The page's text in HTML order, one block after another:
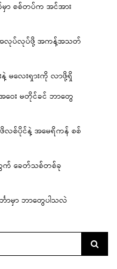
မှာ စစ်တပ်က အင်အား
နဲ့ အလုပ်လုပ်ဖို့ အကန့်အသတ်
းနဲ့ မလေးရှားကို လာဖို့ရှိ
ေး မတိုင်ခင် ဘာတွေ
လစ်ပိုင်နဲ့ အမေရိကန် စစ်
က် ခေတ်သစ်တစ်ခု
ောမှာ ဘာတွေပါသလဲ